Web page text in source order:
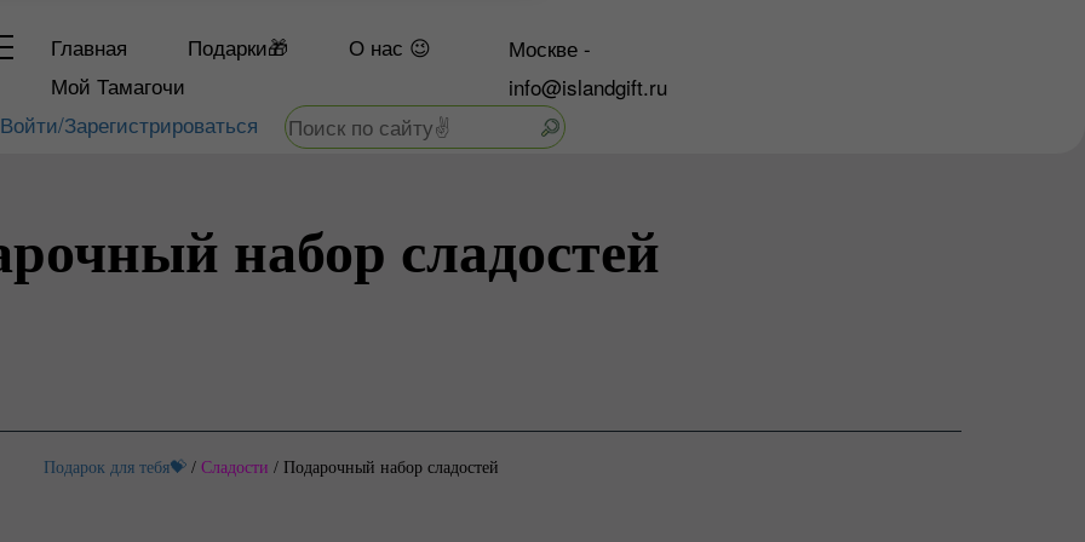
Главная Подарки🎁 О нас 😉
Мой Тамагочи
Москве -
info@islandgift.ru
Войти/Зарегистрироваться
набор сладостей
Подарок для тебя💝 / Сладости / Подарочный набор сладостей